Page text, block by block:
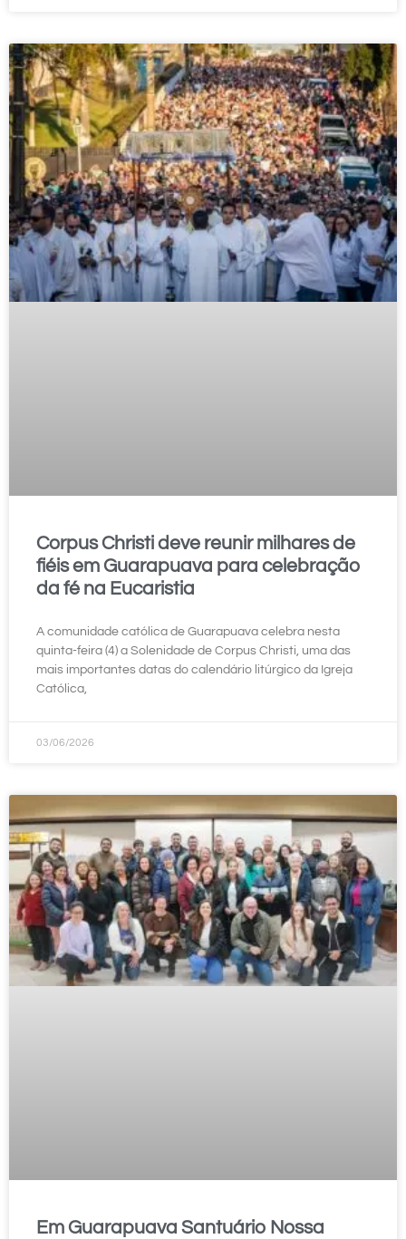
Corpus Christi deve reunir milhares de
fiéis em Guarapuava para celebração
da fé na Eucaristia
A comunidade católica de Guarapuava celebra nesta
quinta-feira (4) a Solenidade de Corpus Christi, uma das
mais importantes datas do calendário litúrgico da Igreja
Católica,
03/06/2026
Em Guarapuava Santuário Nossa